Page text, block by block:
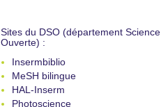
Sites du DSO (département Science
Ouverte) :
Insermbiblio
MeSH bilingue
HAL-Inserm
Photoscience